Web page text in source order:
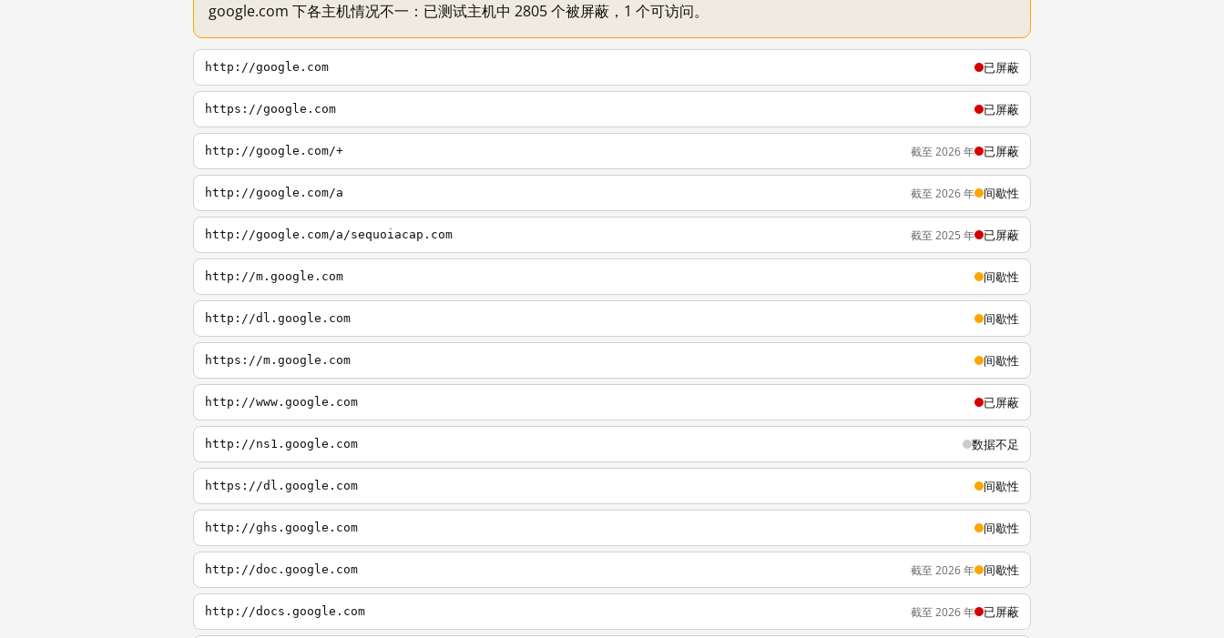
google.com 下各主机情况不一：已测试主机中 2805 个被屏蔽，1 个可访问。
http://google.com 已屏蔽
https://google.com 已屏蔽
http://google.com/+ 截至 2026 年 已屏蔽
http://google.com/a 截至 2026 年 间歇性
http://google.com/a/sequoiacap.com 截至 2025 年 已屏蔽
http://m.google.com 间歇性
http://dl.google.com 间歇性
https://m.google.com 间歇性
http://www.google.com 已屏蔽
http://ns1.google.com 数据不足
https://dl.google.com 间歇性
http://ghs.google.com 间歇性
http://doc.google.com 截至 2026 年 间歇性
http://docs.google.com 截至 2026 年 已屏蔽